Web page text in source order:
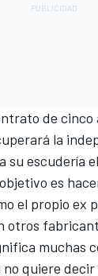
de cinco
la
su escudería
es
el propio ex
otros
muchas
no quiere